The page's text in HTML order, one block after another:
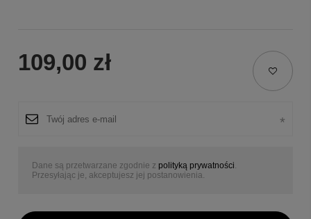
109,00 zł
Dane są przetwarzane zgodnie z polityką prywatności
Przesyłając je, akceptujesz jej postanowienia.